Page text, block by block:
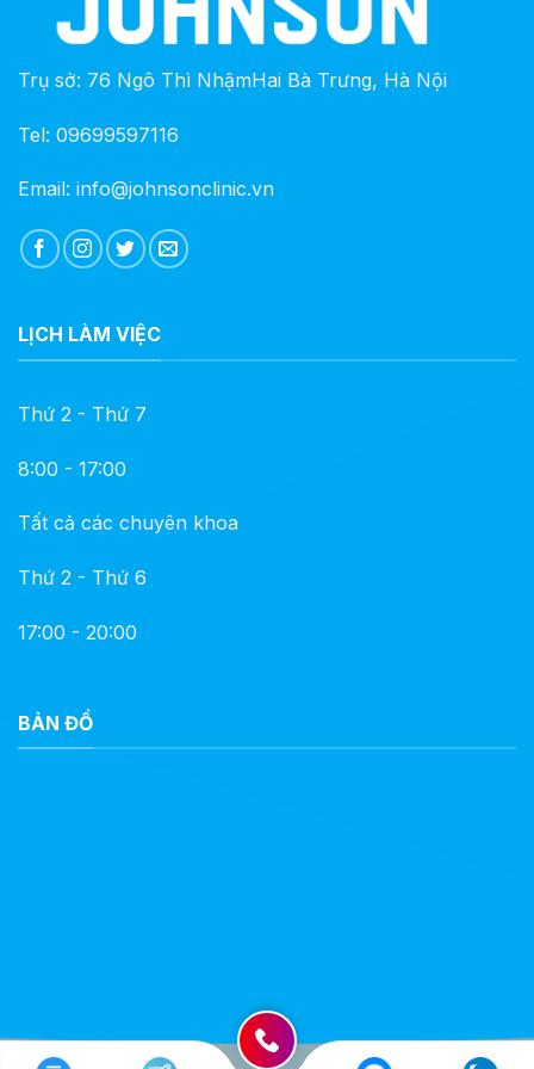
Trụ sở: 76 Ngô Thì NhậmHai Bà Trưng, Hà Nội
Tel: 09699597116
Email: info@johnsonclinic.vn
LỊCH LÀM VIỆC
Thứ 2 - Thứ 7
8:00 - 17:00
Tất cả các chuyên khoa
Thứ 2 - Thứ 6
17:00 - 20:00
BẢN ĐỒ